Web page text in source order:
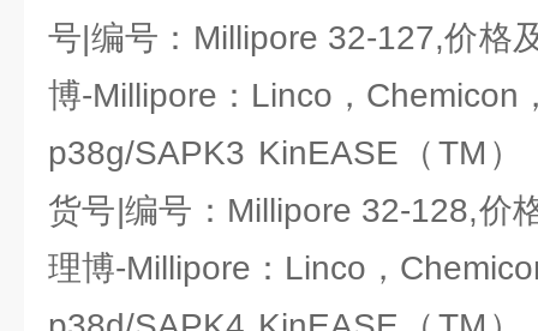
号|编号：Millipore 32-127,价格
博-Millipore：Linco，Chemicon
p38g/SAPK3 KinEASE（TM）
货号|编号：Millipore 32-128,价
理博-Millipore：Linco，